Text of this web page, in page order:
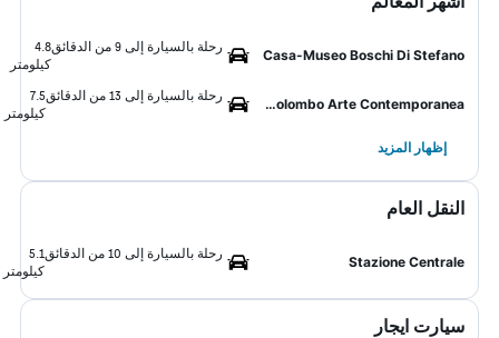
Casa-Museo Boschi Di Stefano
رحلة بالسيارة إلى 9 من الدقائق
4.8
كيلومتر
Antonio Colombo Arte Contemporanea
رحلة بالسيارة إلى 13 من الدقائق
7.5
كيلومتر
إظهار المزيد
النقل العام
Stazione Centrale
رحلة بالسيارة إلى 10 من الدقائق
5.1
كيلومتر
سيارت ايجار